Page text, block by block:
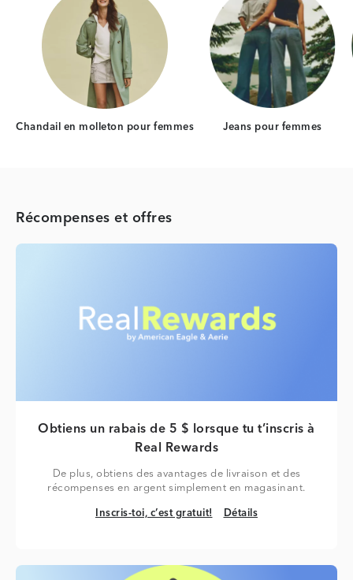
Chandail en molleton pour femmes Jeans pour femmes
Récompenses et offres
Obtiens un rabais de 5 $ lorsque tu t’inscris à
Real Rewards
De plus, obtiens des avantages de livraison et des
récompenses en argent simplement en magasinant.
Inscris-toi, c’est gratuit!
Inscris-toi, c’est gratuit! Détails
Détails